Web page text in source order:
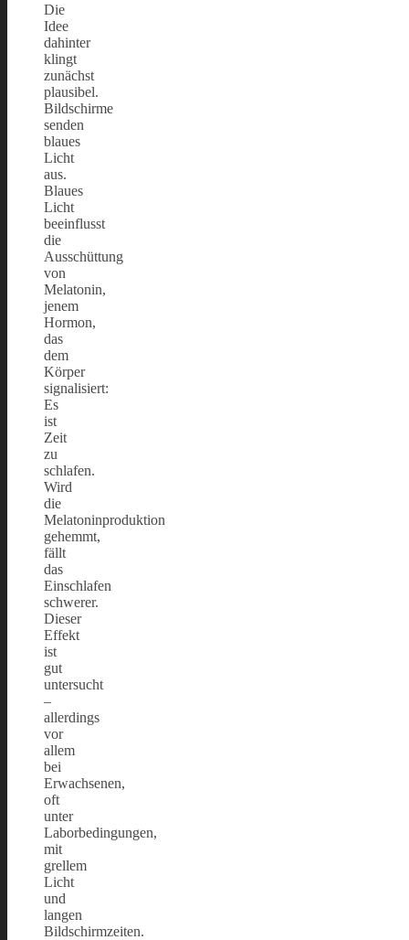
Die
Idee
dahinter
klingt
zunächst
plausibel.
Bildschirme
senden
blaues
Licht
aus.
Blaues
Licht
beeinflusst
die
Ausschüttung
von
Melatonin,
jenem
Hormon,
das
dem
Körper
signalisiert:
Es
ist
Zeit
zu
schlafen.
Wird
die
Melatoninproduktion
gehemmt,
fällt
das
Einschlafen
schwerer.
Dieser
Effekt
ist
gut
untersucht
–
allerdings
vor
allem
bei
Erwachsenen,
oft
unter
Laborbedingungen,
mit
grellem
Licht
und
langen
Bildschirmzeiten.